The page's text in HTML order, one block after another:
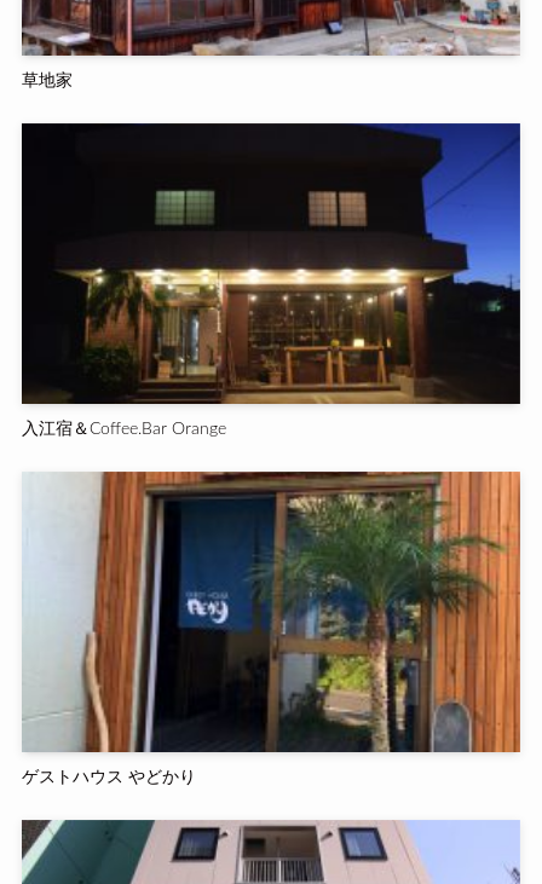
草地家
入江宿＆Coffee.Bar Orange
ゲストハウス やどかり